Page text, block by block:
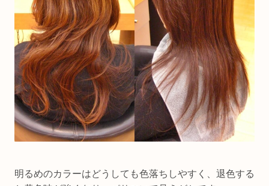
明るめのカラーはどうしても色落ちしやすく、退色する